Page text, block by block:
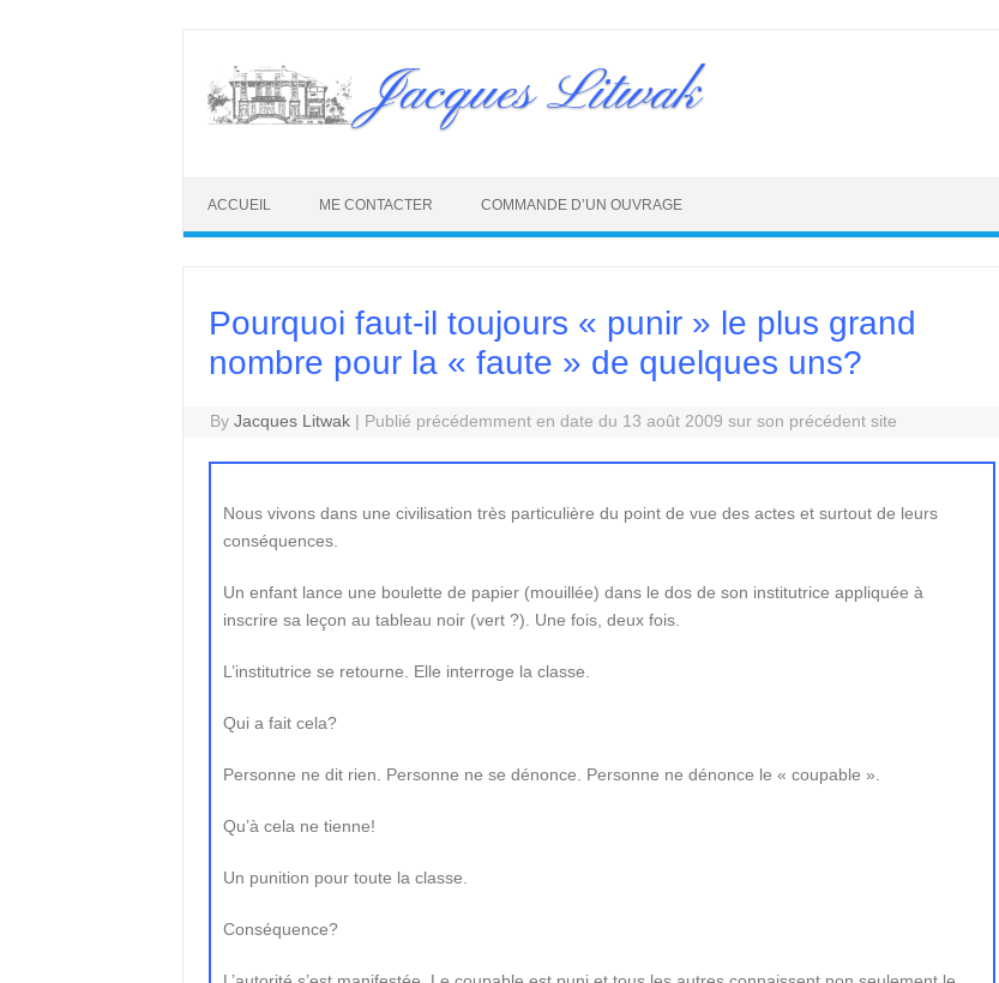
content
Jacques Litwak
ACCUEIL ME CONTACTER COMMANDE D’UN OUVRAGE
Pourquoi faut-il toujours « punir » le plus grand
nombre pour la « faute » de quelques uns?
ByJacques Litwak | Publié précédemment en date du 13 août 2009 sur son précédent site
Nous vivons dans une civilisation très particulière du point de vue des actes et surtout de leurs
conséquences.
Un enfant lance une boulette de papier (mouillée) dans le dos de son institutrice appliquée à
inscrire sa leçon au tableau noir (vert ?). Une fois, deux fois.
L’institutrice se retourne. Elle interroge la classe.
Qui a fait cela?
Personne ne dit rien. Personne ne se dénonce. Personne ne dénonce le « coupable ».
Qu’à cela ne tienne!
Un punition pour toute la classe.
Conséquence?